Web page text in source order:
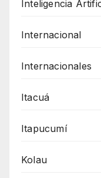
Inteligencia
Internacional
Internacionales
Itacuá
Itapucumí
Kolau